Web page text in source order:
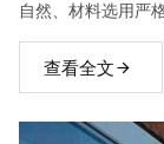
自然、材料选用严
查看全文